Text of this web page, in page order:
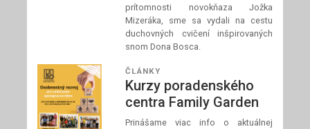
prítomnosti novokňaza Jožka
Mizeráka, sme sa vydali na cestu
duchovných cvičení inšpirovaných
snom Dona Bosca.
ČLÁNKY
Kurzy poradenského
centra Family Garden
Prinášame viac info o aktuálnej